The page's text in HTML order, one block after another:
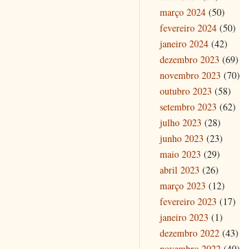
março 2024 (50)
fevereiro 2024 (50)
janeiro 2024 (42)
dezembro 2023 (69)
novembro 2023 (70)
outubro 2023 (58)
setembro 2023 (62)
julho 2023 (28)
junho 2023 (23)
maio 2023 (29)
abril 2023 (26)
março 2023 (12)
fevereiro 2023 (17)
janeiro 2023 (1)
dezembro 2022 (43)